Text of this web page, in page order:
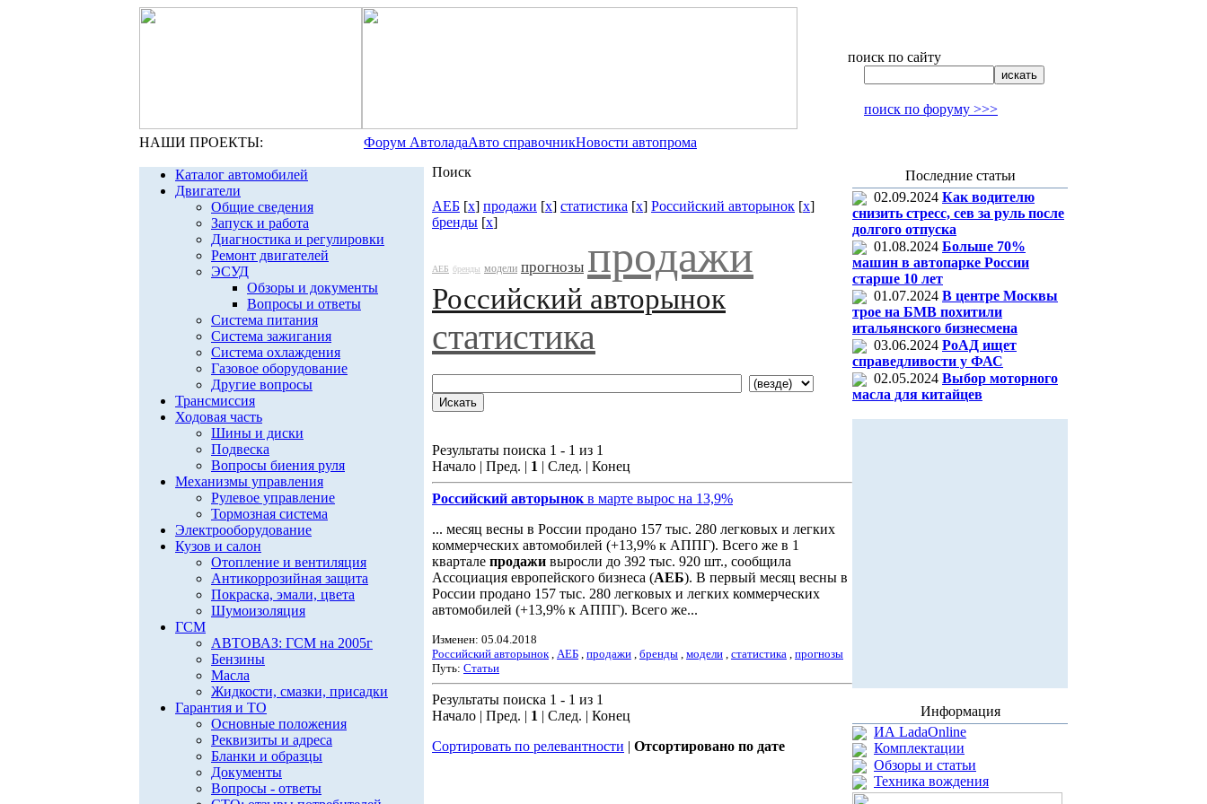
поиск по сайту
поиск по форуму >>>
НАШИ ПРОЕКТЫ: Форум АвтоладаАвто справочникНовости автопрома
Каталог автомобилей
Двигатели
Общие сведения
Запуск и работа
Диагностика и регулировки
Ремонт двигателей
ЭСУД
Обзоры и документы
Вопросы и ответы
Система питания
Система зажигания
Система охлаждения
Газовое оборудование
Другие вопросы
Трансмиссия
Ходовая часть
Шины и диски
Подвеска
Вопросы биения руля
Механизмы управления
Рулевое управление
Тормозная система
Электрооборудование
Кузов и салон
Отопление и вентиляция
Антикоррозийная защита
Покраска, эмали, цвета
Шумоизоляция
ГСМ
АВТОВАЗ: ГСМ на 2005г
Бензины
Масла
Жидкости, смазки, присадки
Гарантия и ТО
Основные положения
Реквизиты и адреса
Бланки и образцы
Документы
Вопросы - ответы
Поиск
АЕБ [x] продажи [x] статистика [x] Российский авторынок [x]
бренды [x]
АЕБ бренды модели прогнозы продажи
Российский авторынок
статистика
Результаты поиска 1 - 1 из 1
Начало | Пред. | 1 | След. | Конец
Российский авторынок в марте вырос на 13,9%
... месяц весны в России продано 157 тыс. 280 легковых и легких
коммерческих автомобилей (+13,9% к АППГ). Всего же в 1
квартале продажи выросли до 392 тыс. 920 шт., сообщила
Ассоциация европейского бизнеса (АЕБ). В первый месяц весны в
России продано 157 тыс. 280 легковых и легких коммерческих
автомобилей (+13,9% к АППГ). Всего же...
Изменен: 05.04.2018
Российский авторынок, АЕБ , продажи , бренды , модели , статистика , прогнозы
Путь: Статьи
Результаты поиска 1 - 1 из 1
Начало | Пред. | 1 | След. | Конец
Сортировать по релевантности | Отсортировано по дате
Последние статьи
02.09.2024 Как водителю
снизить стресс, сев за руль после
долгого отпуска
01.08.2024 Больше 70%
машин в автопарке России
старше 10 лет
01.07.2024 В центре Москвы
трое на БМВ похитили
итальянского бизнесмена
03.06.2024 РоАД ищет
справедливости у ФАС
02.05.2024 Выбор моторного
масла для китайцев
Информация
ИА LadaOnline
Комплектации
Обзоры и статьи
Техника вождения